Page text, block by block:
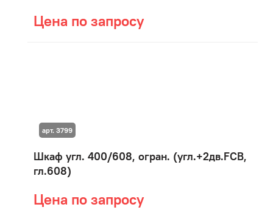
Цена по запросу
Шкаф угл. 400/608, огран. (угл.+2дв.FCB,
гл.608)
Цена по запросу
арт. 3799